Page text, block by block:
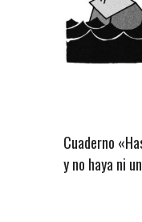
Cuaderno
y no haya ni